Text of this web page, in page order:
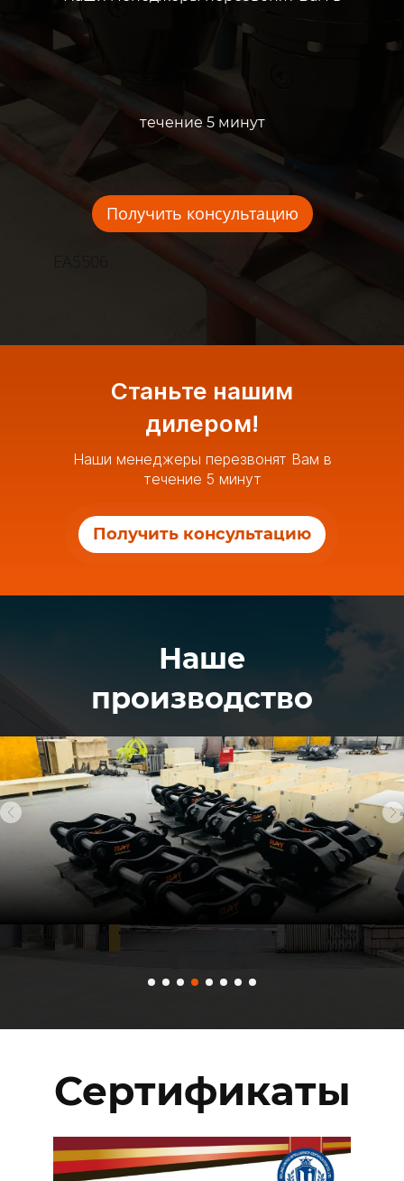
течение 5 минут
Получить консультацию
Станьте нашим
дилером!
Наши менеджеры перезвонят Вам в
течение 5 минут
Получить консультацию
Наше
производство
Сертификаты